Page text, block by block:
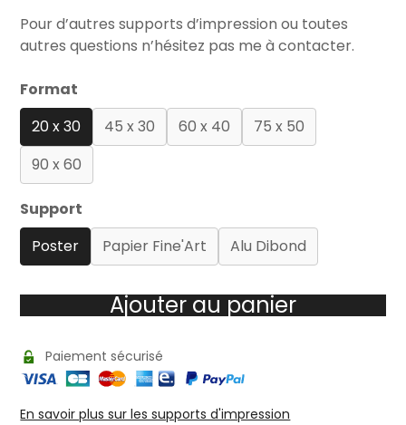
Pour d’autres supports d’impression ou toutes
autres questions n’hésitez pas me à contacter.
Format
20 x 30
45 x 30 60 x 40
75 x 50
90 x 60
Support
Poster
Papier Fine'Art Alu Dibond
Ajouter au panier
Paiement sécurisé
En savoir plus sur les supports d'impression